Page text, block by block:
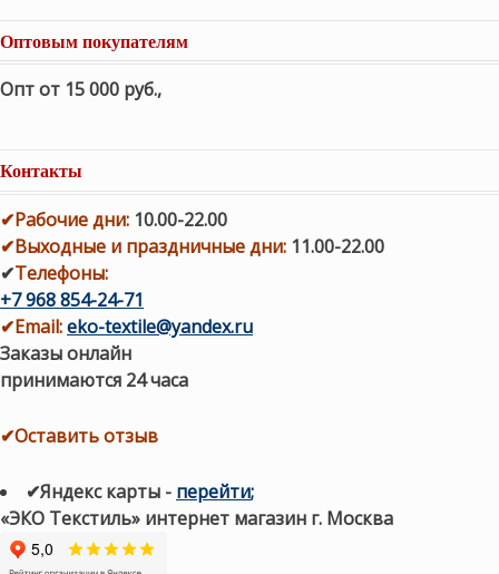
Оптовым покупателям
Опт от 15 000 руб.,
Контакты
✔Рабочие дни: 10.00-22.00
✔Выходные и праздничные дни: 11.00-22.00
✔Телефоны:
+7 968 854-24-71
✔Email:eko-textile@yandex.ru
Заказы онлайн
принимаются 24 часа
✔Оставить отзыв
✔Яндекс карты - перейти;
«ЭКО Текстиль» интернет магазин г. Москва